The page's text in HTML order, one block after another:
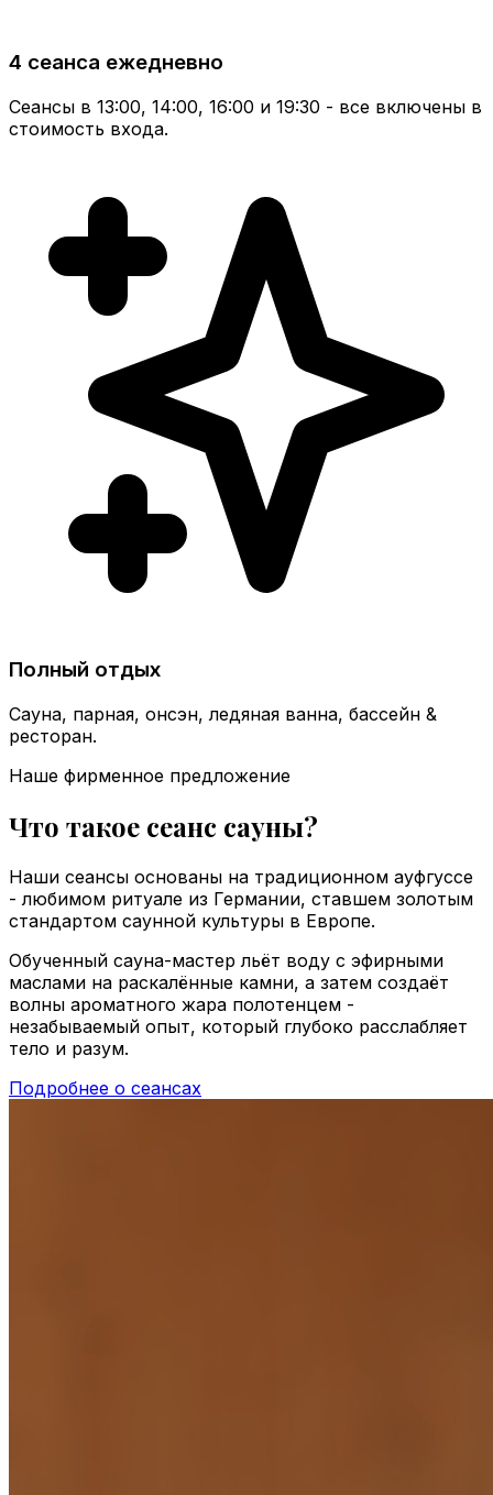
4 сеанса ежедневно
Сеансы в 13:00, 14:00, 16:00 и 19:30 - все включены в
стоимость входа.
Полный отдых
Сауна, парная, онсэн, ледяная ванна, бассейн &
ресторан.
Наше фирменное предложение
Что такое сеанс сауны?
Наши сеансы основаны на традиционном ауфгуссе
- любимом ритуале из Германии, ставшем золотым
стандартом саунной культуры в Европе.
Обученный сауна-мастер льёт воду с эфирными
маслами на раскалённые камни, а затем создаёт
волны ароматного жара полотенцем -
незабываемый опыт, который глубоко расслабляет
тело и разум.
Подробнее о сеансах